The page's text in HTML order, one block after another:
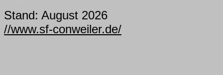
Stand: August 2026
//www.sf-conweiler.de/